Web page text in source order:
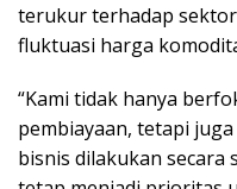
terukur terhadap
fluktuasi harga
“Kami tidak hanya
pembiayaan, tetapi
bisnis dilakukan secara